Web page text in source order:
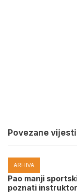
Povezane vijesti
ARHIVA
Pao manji
poznati